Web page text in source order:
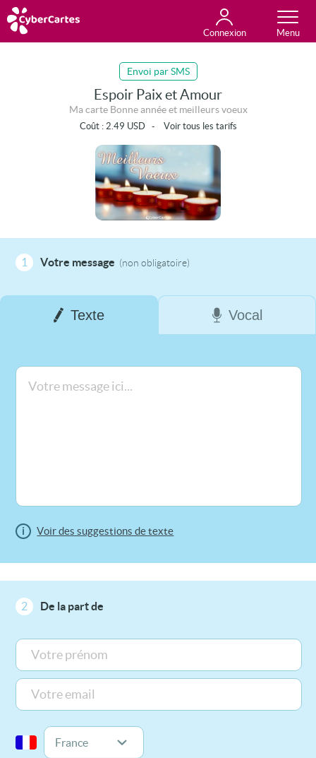
Connexion
Toutes les cartes
Envoi par SMS
Espoir Paix et Amour
Ma carte Bonne année et meilleurs voeux
Coût : 2.49 USD- Voir tous les tarifs
1 Votre message (non obligatoire)
Texte Vocal
i Voir des suggestions de texte
2 De la part de